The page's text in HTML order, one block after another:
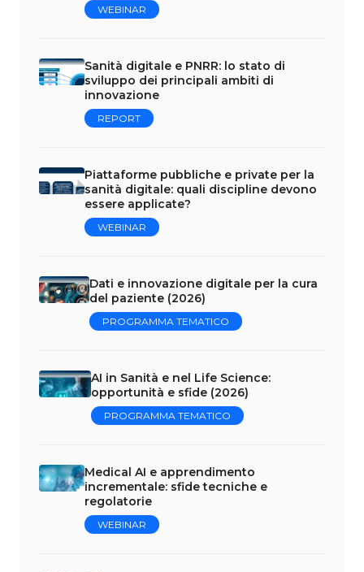
WEBINAR
Sanità digitale e PNRR: lo stato di
sviluppo dei principali ambiti di
innovazione
REPORT
Piattaforme pubbliche e private per la
sanità digitale: quali discipline devono
essere applicate?
WEBINAR
Dati e innovazione digitale per la cura
del paziente (2026)
PROGRAMMA TEMATICO
AI in Sanità e nel Life Science:
opportunità e sfide (2026)
PROGRAMMA TEMATICO
Medical AI e apprendimento
incrementale: sfide tecniche e
regolatorie
WEBINAR